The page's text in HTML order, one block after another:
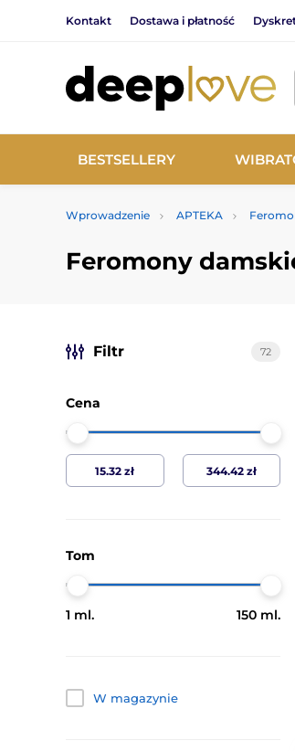
Kontakt Dostawa i płatność
BESTSELLERY
Wprowadzenie APTEKA
Feromony
Filtr 72
Cena
Tom
1 ml. 150 ml.
W magazynie